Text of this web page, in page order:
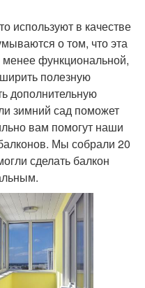
используют в качестве
о том, что эта
менее функциональной,
полезную
дополнительную
зимний сад поможет
вам помогут наши
Мы собрали 20
сделать балкон